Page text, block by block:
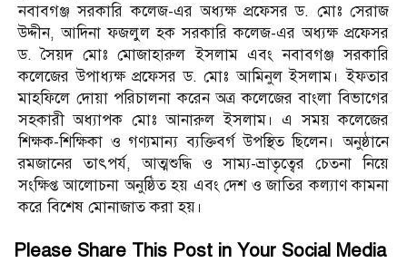
নবাবগঞ্জ সরকারি কলেজ-এর অধ্যক্ষ প্রফেসর ড. মোঃ সেরাজ
উদ্দীন, আদিনা ফজলুল হক সরকারি কলেজ-এর অধ্যক্ষ প্রফেসর
ড. সৈয়দ মোঃ মোজাহারুল ইসলাম এবং নবাবগঞ্জ সরকারি
কলেজের উপাধ্যক্ষ প্রফেসর ড. মোঃ আমিনুল ইসলাম। ইফতার
মাহফিলে দোয়া পরিচালনা করেন অত্র কলেজের বাংলা বিভাগের
সহকারী অধ্যাপক মোঃ আনারুল ইসলাম। এ সময় কলেজের
শিক্ষক-শিক্ষিকা ও গণ্যমান্য ব্যক্তিবর্গ উপস্থিত ছিলেন। অনুষ্ঠানে
রমজানের তাৎপর্য, আত্মশুদ্ধি ও সাম্য-ভ্রাতৃত্বের চেতনা নিয়ে
সংক্ষিপ্ত আলোচনা অনুষ্ঠিত হয় এবং দেশ ও জাতির কল্যাণ কামনা
করে বিশেষ মোনাজাত করা হয়।
Please Share This Post in Your Social Media